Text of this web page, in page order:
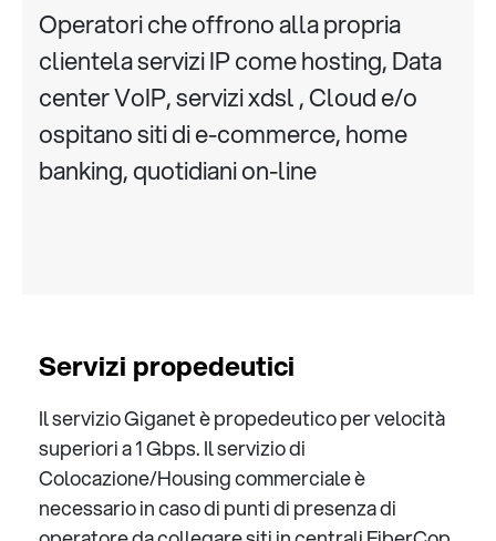
Operatori che offrono alla propria
clientela servizi IP come hosting, Data
center VoIP, servizi xdsl , Cloud e/o
ospitano siti di e-commerce, home
banking, quotidiani on-line
Servizi propedeutici
Il servizio Giganet è propedeutico per velocità
superiori a 1 Gbps. Il servizio di
Colocazione/Housing commerciale è
necessario in caso di punti di presenza di